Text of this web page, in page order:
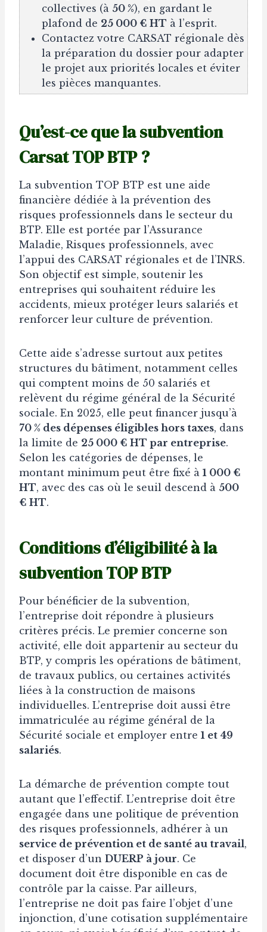
collectives (à 50 %), en gardant le
plafond de 25 000 € HT à l’esprit.
Contactez votre CARSAT régionale dès
la préparation du dossier pour adapter
le projet aux priorités locales et éviter
les pièces manquantes.
Qu’est-ce que la subvention
Carsat TOP BTP ?
La subvention TOP BTP est une aide
financière dédiée à la prévention des
risques professionnels dans le secteur du
BTP. Elle est portée par l’Assurance
Maladie, Risques professionnels, avec
l’appui des CARSAT régionales et de l’INRS.
Son objectif est simple, soutenir les
entreprises qui souhaitent réduire les
accidents, mieux protéger leurs salariés et
renforcer leur culture de prévention.
Cette aide s’adresse surtout aux petites
structures du bâtiment, notamment celles
qui comptent moins de 50 salariés et
relèvent du régime général de la Sécurité
sociale. En 2025, elle peut financer jusqu’à
70 % des dépenses éligibles hors taxes, dans
la limite de 25 000 € HT par entreprise.
Selon les catégories de dépenses, le
montant minimum peut être fixé à 1 000 €
HT, avec des cas où le seuil descend à 500
€ HT.
Conditions d’éligibilité à la
subvention TOP BTP
Pour bénéficier de la subvention,
l’entreprise doit répondre à plusieurs
critères précis. Le premier concerne son
activité, elle doit appartenir au secteur du
BTP, y compris les opérations de bâtiment,
de travaux publics, ou certaines activités
liées à la construction de maisons
individuelles. L’entreprise doit aussi être
immatriculée au régime général de la
Sécurité sociale et employer entre 1 et 49
salariés.
La démarche de prévention compte tout
autant que l’effectif. L’entreprise doit être
engagée dans une politique de prévention
des risques professionnels, adhérer à un
service de prévention et de santé au travail,
et disposer d’un DUERP à jour. Ce
document doit être disponible en cas de
contrôle par la caisse. Par ailleurs,
l’entreprise ne doit pas faire l’objet d’une
injonction, d’une cotisation supplémentaire